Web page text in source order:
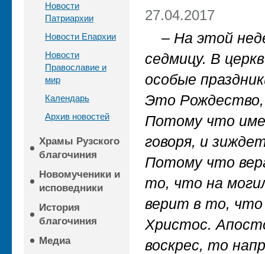
Новости
Патриархии
Новости Епархии
Новости
Православие и
мир
Календарь
Архив новостей
Храмы Рузского
благочиния
Новомученики и
исповедники
История
благочиния
Медиа
27.04.2017
– На этой
седмицу. В
особые
Это Рождество,
Потому что
говоря, и
Потому что
то, что на
верит в то, что
Христос.
воскрес, то